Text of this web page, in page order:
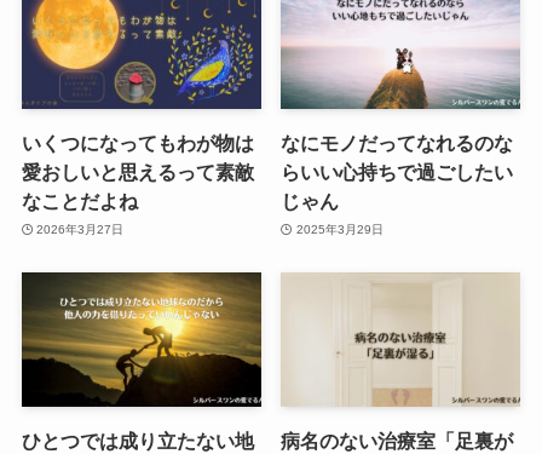
いくつになってもわが物は
愛おしいと思えるって素敵
なことだよね
2026年3月27日
なにモノだってなれるのな
らいい心持ちで過ごしたい
じゃん
2025年3月29日
ひとつでは成り立たない地
病名のない治療室「足裏が